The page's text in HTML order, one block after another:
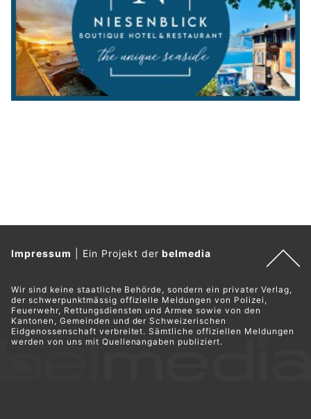
Impressum Ein Projekt derbelmedia
Wir sind keine staatliche Behörde, sondern ein privater Verlag,
der schwerpunktmässig offizielle Meldungen von Polizei,
Feuerwehr, Rettungsdiensten und Armee sowie von den
Kantonen, Gemeinden und der Schweizerischen
Eidgenossenschaft verbreitet. Sämtliche offiziellen Meldungen
werden von uns mit Quellenangaben publiziert.